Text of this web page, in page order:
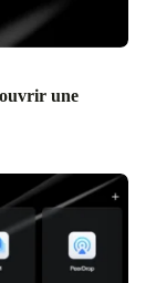
ouvrir une